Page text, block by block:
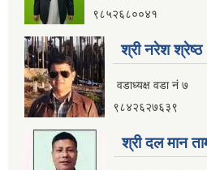
९८५२६८००४१
श्री नरेश श्रेष्ठ
वडाध्यक्ष वडा नं ७
९८४२६२७६३९
श्री दल मान